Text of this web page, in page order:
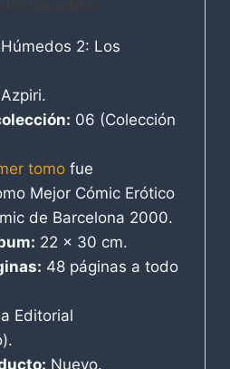
2: Los
06 (Colección
tomofue
Mejor Cómic Erótico
de Barcelona 2000.
22 x 30 cm.
48 páginas a todo
Editorial
Nuevo.